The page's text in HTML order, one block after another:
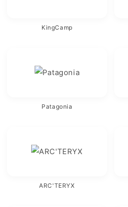
KingCamp
Patagonia
ARC'TERYX